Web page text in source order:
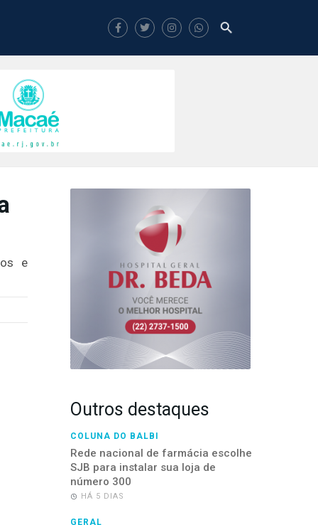
e
Outros destaques
COLUNA DO BALBI
Rede nacional de farmácia escolhe
SJB para instalar sua loja de
número 300
HÁ 5 DIAS
GERAL